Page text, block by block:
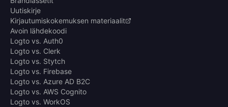
Uutiskirje
Kirjautumiskokemuksen materiaalit
Avoin lähdekoodi
Logto vs. Auth0
Logto vs. Clerk
Logto vs. Stytch
Logto vs. Firebase
Logto vs. Azure AD B2C
Logto vs. AWS Cognito
Logto vs. WorkOS